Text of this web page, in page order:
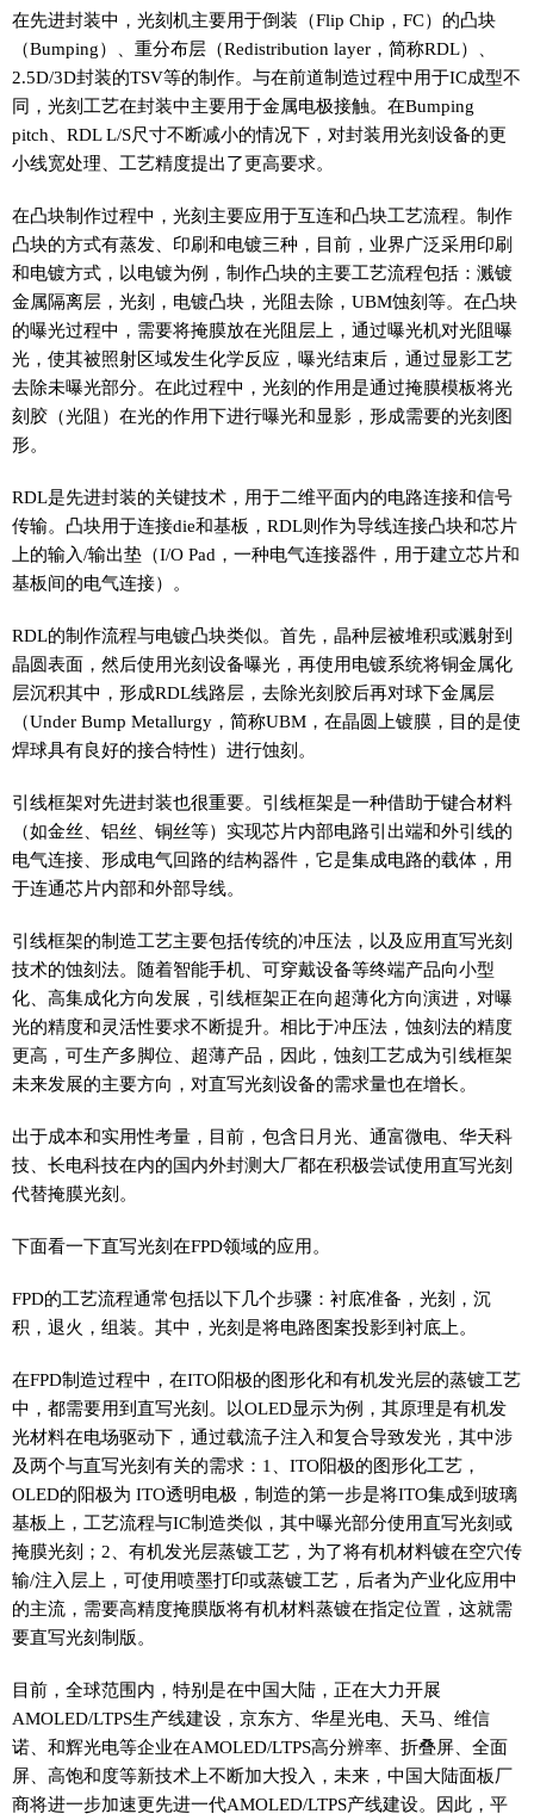
在先进封装中，光刻机主要用于倒装（Flip Chip，FC）的凸块
（Bumping）、重分布层（Redistribution layer，简称RDL）、
2.5D/3D封装的TSV等的制作。与在前道制造过程中用于IC成型不
同，光刻工艺在封装中主要用于金属电极接触。在Bumping
pitch、RDL L/S尺寸不断减小的情况下，对封装用光刻设备的更
小线宽处理、工艺精度提出了更高要求。
在凸块制作过程中，光刻主要应用于互连和凸块工艺流程。制作
凸块的方式有蒸发、印刷和电镀三种，目前，业界广泛采用印刷
和电镀方式，以电镀为例，制作凸块的主要工艺流程包括：溅镀
金属隔离层，光刻，电镀凸块，光阻去除，UBM蚀刻等。在凸块
的曝光过程中，需要将掩膜放在光阻层上，通过曝光机对光阻曝
光，使其被照射区域发生化学反应，曝光结束后，通过显影工艺
去除未曝光部分。在此过程中，光刻的作用是通过掩膜模板将光
刻胶（光阻）在光的作用下进行曝光和显影，形成需要的光刻图
形。
RDL是先进封装的关键技术，用于二维平面内的电路连接和信号
传输。凸块用于连接die和基板，RDL则作为导线连接凸块和芯片
上的输入/输出垫（I/O Pad，一种电气连接器件，用于建立芯片和
基板间的电气连接）。
RDL的制作流程与电镀凸块类似。首先，晶种层被堆积或溅射到
晶圆表面，然后使用光刻设备曝光，再使用电镀系统将铜金属化
层沉积其中，形成RDL线路层，去除光刻胶后再对球下金属层
（Under Bump Metallurgy，简称UBM，在晶圆上镀膜，目的是使
焊球具有良好的接合特性）进行蚀刻。
引线框架对先进封装也很重要。引线框架是一种借助于键合材料
（如金丝、铝丝、铜丝等）实现芯片内部电路引出端和外引线的
电气连接、形成电气回路的结构器件，它是集成电路的载体，用
于连通芯片内部和外部导线。
引线框架的制造工艺主要包括传统的冲压法，以及应用直写光刻
技术的蚀刻法。随着智能手机、可穿戴设备等终端产品向小型
化、高集成化方向发展，引线框架正在向超薄化方向演进，对曝
光的精度和灵活性要求不断提升。相比于冲压法，蚀刻法的精度
更高，可生产多脚位、超薄产品，因此，蚀刻工艺成为引线框架
未来发展的主要方向，对直写光刻设备的需求量也在增长。
出于成本和实用性考量，目前，包含日月光、通富微电、华天科
技、长电科技在内的国内外封测大厂都在积极尝试使用直写光刻
代替掩膜光刻。
下面看一下直写光刻在FPD领域的应用。
FPD的工艺流程通常包括以下几个步骤：衬底准备，光刻，沉
积，退火，组装。其中，光刻是将电路图案投影到衬底上。
在FPD制造过程中，在ITO阳极的图形化和有机发光层的蒸镀工艺
中，都需要用到直写光刻。以OLED显示为例，其原理是有机发
光材料在电场驱动下，通过载流子注入和复合导致发光，其中涉
及两个与直写光刻有关的需求：1、ITO阳极的图形化工艺，
OLED的阳极为 ITO透明电极，制造的第一步是将ITO集成到玻璃
基板上，工艺流程与IC制造类似，其中曝光部分使用直写光刻或
掩膜光刻；2、有机发光层蒸镀工艺，为了将有机材料镀在空穴传
输/注入层上，可使用喷墨打印或蒸镀工艺，后者为产业化应用中
的主流，需要高精度掩膜版将有机材料蒸镀在指定位置，这就需
要直写光刻制版。
目前，全球范围内，特别是在中国大陆，正在大力开展
AMOLED/LTPS生产线建设，京东方、华星光电、天马、维信
诺、和辉光电等企业在AMOLED/LTPS高分辨率、折叠屏、全面
屏、高饱和度等新技术上不断加大投入，未来，中国大陆面板厂
商将进一步加速更先进一代AMOLED/LTPS产线建设。因此，平